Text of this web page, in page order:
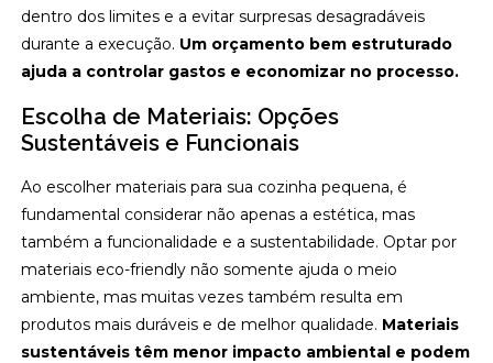
dentro dos limites e a evitar surpresas desagradáveis
durante a execução. Um orçamento bem estruturado
ajuda a controlar gastos e economizar no processo.
Escolha de Materiais: Opções
Sustentáveis e Funcionais
Ao escolher materiais para sua cozinha pequena, é
fundamental considerar não apenas a estética, mas
também a funcionalidade e a sustentabilidade. Optar por
materiais eco-friendly não somente ajuda o meio
ambiente, mas muitas vezes também resulta em
produtos mais duráveis e de melhor qualidade. Materiais
sustentáveis têm menor impacto ambiental e podem